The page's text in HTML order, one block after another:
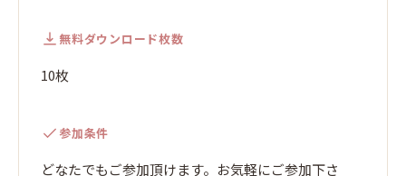
無料ダウンロード枚数
10枚
参加条件
どなたでもご参加頂けます。お気軽にご参加下さ